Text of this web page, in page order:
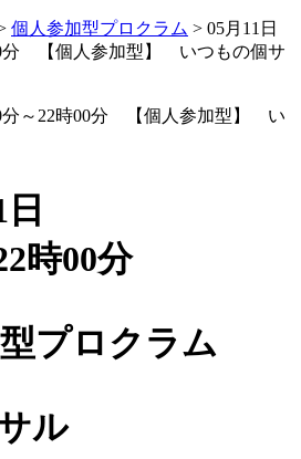
個人参加型プロクラム > 05月11日
分 【個人参加型】 いつもの個サ
時00分
プロクラム
ル